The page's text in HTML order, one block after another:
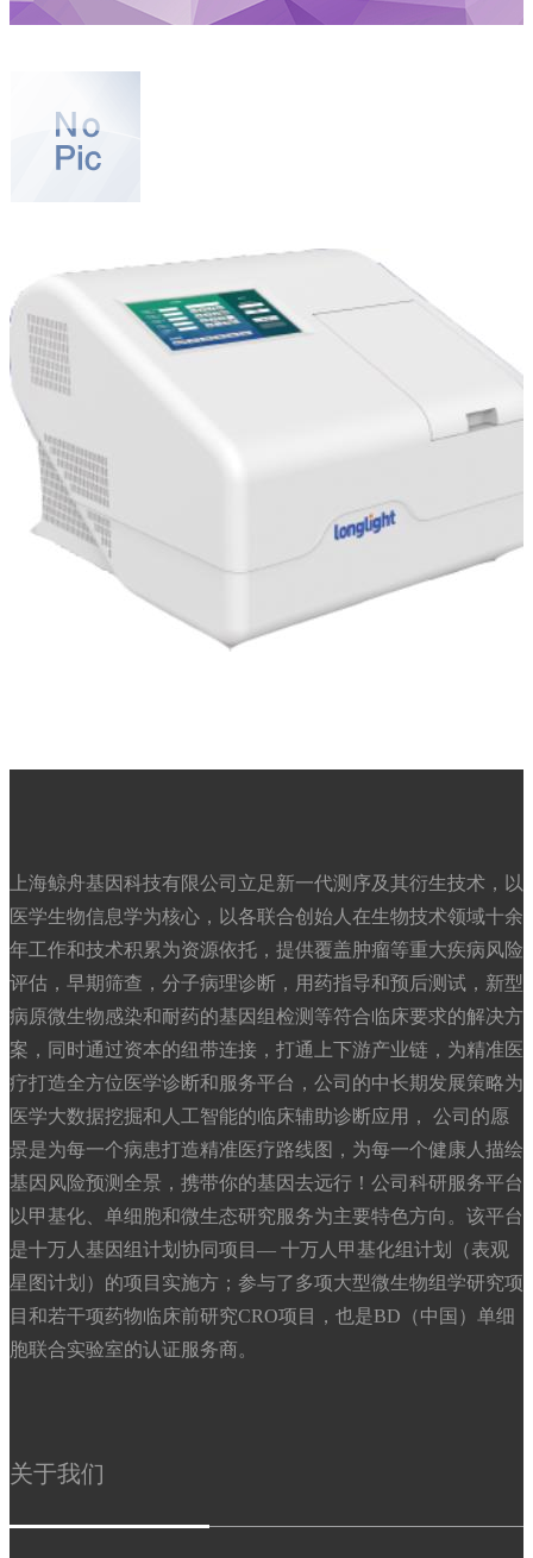
上海鲸舟基因科技有限公司立足新一代测序及其衍生技术，以
医学生物信息学为核心，以各联合创始人在生物技术领域十余
年工作和技术积累为资源依托，提供覆盖肿瘤等重大疾病风险
评估，早期筛查，分子病理诊断，用药指导和预后测试，新型
病原微生物感染和耐药的基因组检测等符合临床要求的解决方
案，同时通过资本的纽带连接，打通上下游产业链，为精准医
疗打造全方位医学诊断和服务平台，公司的中长期发展策略为
医学大数据挖掘和人工智能的临床辅助诊断应用， 公司的愿
景是为每一个病患打造精准医疗路线图，为每一个健康人描绘
基因风险预测全景，携带你的基因去远行！公司科研服务平台
以甲基化、单细胞和微生态研究服务为主要特色方向。该平台
是十万人基因组计划协同项目— 十万人甲基化组计划（表观
星图计划）的项目实施方；参与了多项大型微生物组学研究项
目和若干项药物临床前研究CRO项目，也是BD（中国）单细
胞联合实验室的认证服务商。
关于我们